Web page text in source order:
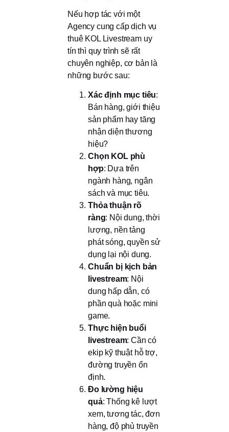
Nếu hợp tác với một
Agency cung cấp dịch vụ
thuê KOL Livestream uy
tín thì quy trình sẽ rất
chuyên nghiệp, cơ bản là
những bước sau:
Xác định mục tiêu:
Bán hàng, giới thiệu
sản phẩm hay tăng
nhận diện thương
hiệu?
Chọn KOL phù
hợp: Dựa trên
ngành hàng, ngân
sách và mục tiêu.
Thỏa thuận rõ
ràng: Nội dung, thời
lượng, nền tảng
phát sóng, quyền sử
dụng lại nội dung.
Chuẩn bị kịch bản
livestream: Nội
dung hấp dẫn, có
phần quà hoặc mini
game.
Thực hiện buổi
livestream: Cần có
ekip kỹ thuật hỗ trợ,
đường truyền ổn
định.
Đo lường hiệu
quả: Thống kê lượt
xem, tương tác, đơn
hàng, độ phủ truyền